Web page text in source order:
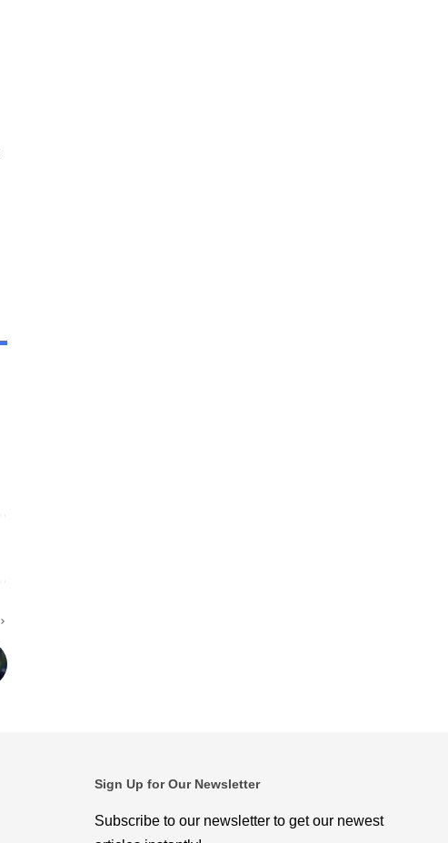
Sign Up for Our Newsletter
Subscribe to our newsletter to get our newest